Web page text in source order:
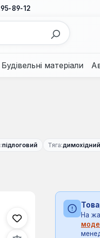
89-12
Будівельні матеріали
підлоговий Тяга:димохідний
На